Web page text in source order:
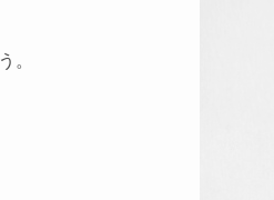
。